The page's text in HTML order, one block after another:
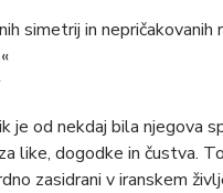
simetrij in
je od nekdaj bila njegova
like, dogodke in čustva.
zasidrani v iranskem